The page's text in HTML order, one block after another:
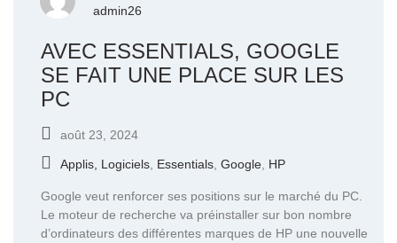
admin26
AVEC ESSENTIALS, GOOGLE
SE FAIT UNE PLACE SUR LES
PC
août 23, 2024
Applis, Logiciels Essentials Google HP
Google veut renforcer ses positions sur le marché du PC.
Le moteur de recherche va préinstaller sur bon nombre
d’ordinateurs des différentes marques de HP une nouvelle